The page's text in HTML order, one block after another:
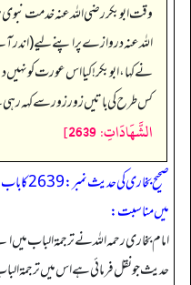
وقت ابوبکر رضی اللہ عنہ خدمت
اللہ عنہ دروازے پر اپنے لیے (اندر
نے کہا، ابوبکر! کیا اس عورت کو نہیں
کس طرح کی باتیں زور زور سے کہہ
الشَّهَادَاتِ: 2639]
صحیح بخاری کی حدیث نمبر: 2639 کا باب:
میں مناسبت:
امام بخاری رحمہ اللہ نے ترجمۃ الباب میں
حدیث جو نقل فرمائی ہے اس میں ترجمۃ